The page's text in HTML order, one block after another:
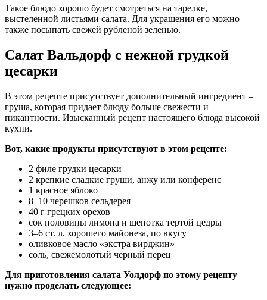
Такое блюдо хорошо будет смотреться на тарелке,
выстеленной листьями салата. Для украшения его можно
также посыпать свежей рубленой зеленью.
Салат Вальдорф с нежной грудкой
цесарки
В этом рецепте присутствует дополнительный ингредиент –
груша, которая придает блюду больше свежести и
пикантности. Изысканный рецепт настоящего блюда высокой
кухни.
Вот, какие продукты присутствуют в этом рецепте:
2 филе грудки цесарки
2 крепкие сладкие груши, анжу или конференс
1 красное яблоко
8–10 черешков сельдерея
40 г грецких орехов
сок половины лимона и щепотка тертой цедры
3–6 ст. л. хорошего майонеза, по вкусу
оливковое масло «экстра вирджин»
соль, свежемолотый черный перец
Для приготовления салата Уолдорф по этому рецепту
нужно проделать следующее: